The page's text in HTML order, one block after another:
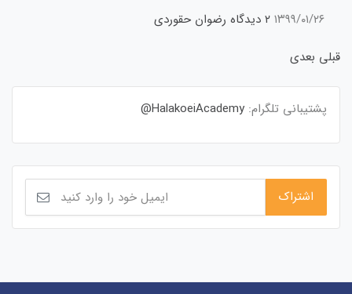
۱۳۹۹/۰۱/۲۶ ۲ دیدگاه
رضوان حقوردی
قبلی بعدی
پشتیبانی تلگرام: HalakoeiAcademy@